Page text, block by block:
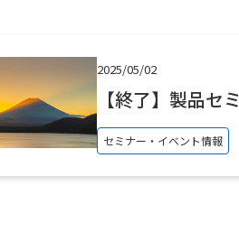
2025/05/02
【終了】製品セ
セミナー・イベント情報